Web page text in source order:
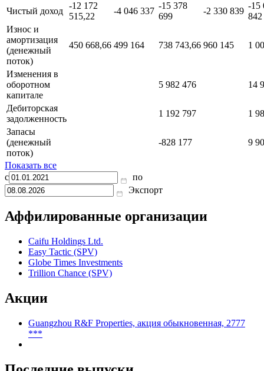
Чистый доход
-12 172
515,22
-4 046 337
-15 378
699
-2 330 839
-15
842
Износ и
амортизация
(денежный
поток)
450 668,66 499 164 738 743,66 960 145 1
Изменения в
оборотном
капитале
5 982 476 14
Дебиторская
задолженность
1 192 797
1
Запасы
(денежный
поток)
-828 177 9
Показать все
с
по
Экспорт
Аффилированные организации
Caifu Holdings Ltd.
Easy Tactic (SPV)
Globe Times Investments
Trillion Chance (SPV)
Акции
Guangzhou R&F Properties, акция обыкновенная, 2777
***